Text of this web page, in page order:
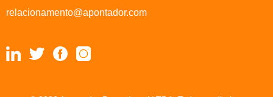
relacionamento@apontador.com